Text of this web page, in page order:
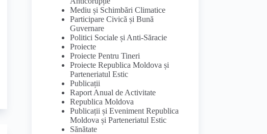
Mediu și Schimbări Climatice
Participare Civică și Bună
Guvernare
Politici Sociale și Anti-Săracie
Proiecte
Proiecte Pentru Tineri
Proiecte Republica Moldova și
Parteneriatul Estic
Publicații
Raport Anual de Activitate
Republica Moldova
Publicații și Eveniment Republica
Moldova și Parteneriatul Estic
Sănătate